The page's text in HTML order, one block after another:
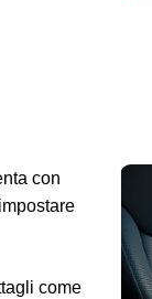
con
come